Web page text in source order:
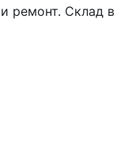
ремонт. Склад в